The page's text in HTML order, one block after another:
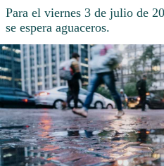
Para el viernes 3 de julio de
se espera aguaceros.